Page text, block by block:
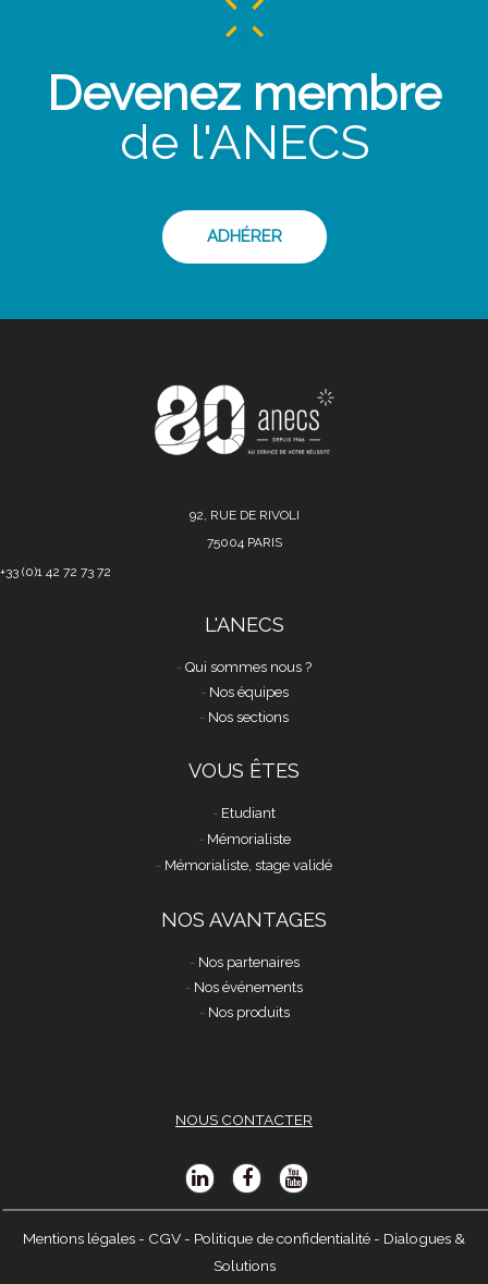
Devenez membre
de l'ANECS
ADHÉRER
92, RUE DE RIVOLI
75004 PARIS
+33 (0)1 42 72 73 72
L'ANECS
Qui sommes nous ?
Nos équipes
Nos sections
VOUS ÊTES
Etudiant
Mémorialiste
Mémorialiste, stage validé
NOS AVANTAGES
Nos partenaires
Nos événements
Nos produits
NOUS CONTACTER
Mentions légales - CGV - Politique de confidentialité - Dialogues &
Solutions